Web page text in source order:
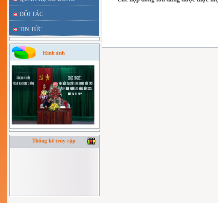
ĐỐI TÁC
TIN TỨC
Hình ảnh
Thống kê truy cập